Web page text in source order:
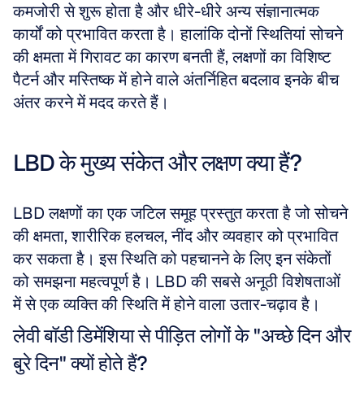
कमजोरी से शुरू होता है और धीरे-धीरे अन्य संज्ञानात्मक
कार्यों को प्रभावित करता है। हालांकि दोनों स्थितियां सोचने
की क्षमता में गिरावट का कारण बनती हैं, लक्षणों का विशिष्ट
पैटर्न और मस्तिष्क में होने वाले अंतर्निहित बदलाव इनके बीच
अंतर करने में मदद करते हैं।
LBD के मुख्य संकेत और लक्षण क्या हैं?
LBD लक्षणों का एक जटिल समूह प्रस्तुत करता है जो सोचने
की क्षमता, शारीरिक हलचल, नींद और व्यवहार को प्रभावित
कर सकता है। इस स्थिति को पहचानने के लिए इन संकेतों
को समझना महत्वपूर्ण है। LBD की सबसे अनूठी विशेषताओं
में से एक व्यक्ति की स्थिति में होने वाला उतार-चढ़ाव है।
लेवी बॉडी डिमेंशिया से पीड़ित लोगों के "अच्छे दिन और
बुरे दिन" क्यों होते हैं?